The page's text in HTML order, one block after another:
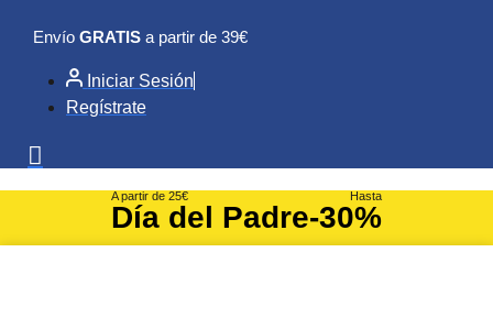
contenido
Envío GRATIS a partir de 39€
Iniciar Sesión
Regístrate
A partir de 25€
Día del Padre
Hasta
-30%